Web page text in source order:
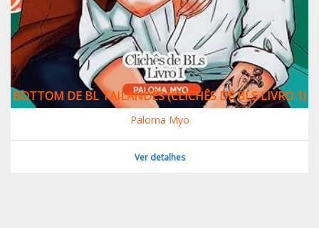
BOTTOM DE BL TAILANDÊS (CLICHÊS DE BLS LIVRO 1)
Paloma Myo
Ver detalhes